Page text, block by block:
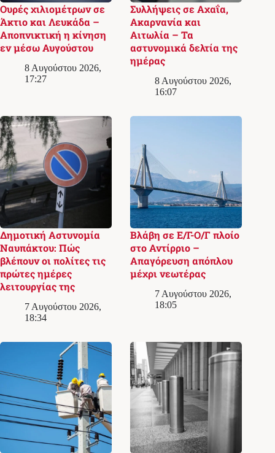
Ουρές χιλιομέτρων σε
Άκτιο και Λευκάδα –
Αποπνικτική η κίνηση
εν μέσω Αυγούστου
8 Αυγούστου 2026,
17:27
Συλλήψεις σε Αχαΐα,
Ακαρνανία και
Αιτωλία – Τα
αστυνομικά δελτία της
ημέρας
8 Αυγούστου 2026,
16:07
Δημοτική Αστυνομία
Ναυπάκτου: Πώς
βλέπουν οι πολίτες τις
πρώτες ημέρες
λειτουργίας της
7 Αυγούστου 2026,
18:34
Βλάβη σε Ε/Γ-Ο/Γ πλοίο
στο Αντίρριο –
Απαγόρευση απόπλου
μέχρι νεωτέρας
7 Αυγούστου 2026,
18:05